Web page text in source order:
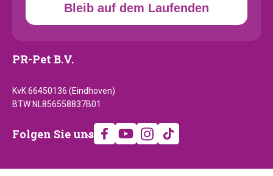
Bleib auf dem Laufenden
PR-Pet B.V.
KvK 66450136 (Eindhoven)
BTW NL856558837B01
Folgen
uns
Folgen Sie uns